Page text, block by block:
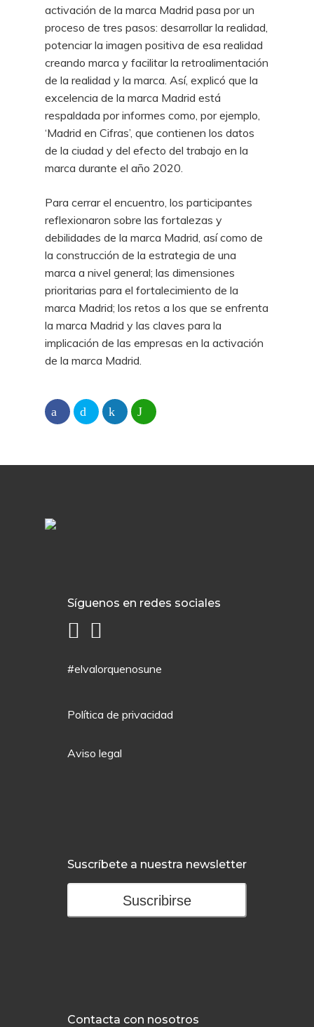
activación de la marca Madrid pasa por un
proceso de tres pasos: desarrollar la realidad,
potenciar la imagen positiva de esa realidad
creando marca y facilitar la retroalimentación
de la realidad y la marca. Así, explicó que la
excelencia de la marca Madrid está
respaldada por informes como, por ejemplo,
‘Madrid en Cifras’, que contienen los datos
de la ciudad y del efecto del trabajo en la
marca durante el año 2020.
Para cerrar el encuentro, los participantes
reflexionaron sobre las fortalezas y
debilidades de la marca Madrid, así como de
la construcción de la estrategia de una
marca a nivel general; las dimensiones
prioritarias para el fortalecimiento de la
marca Madrid; los retos a los que se enfrenta
la marca Madrid y las claves para la
implicación de las empresas en la activación
de la marca Madrid.
Síguenos en redes sociales
#elvalorquenosune
Política de privacidad
Aviso legal
Suscríbete a nuestra newsletter
Suscribirse
Contacta con nosotros